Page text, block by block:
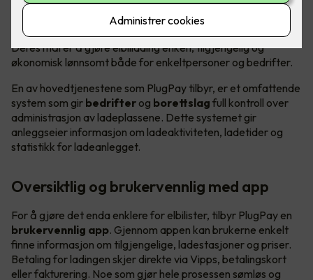
PlugPay er en norsk ladeoperatør som
spesialiserer seg på administrering av ladeanlegg for elbiler.
Deres mål er å gjøre elbillading enkelt, tilgjengelig og
økonomisk lønnsomt både for enkeltpersoner og bedrifter.
En av hovedtjenestene som PlugPay tilbyr, er et omfattende
system som gir bedrifter og borettslag full kontroll over
administrasjon av ladeplassene. Dette systemet gir
anleggseier informasjon om ladeaktiviteten, ladetider og
statistikk for ladeanlegget.
Oversiktlig og brukervennlig med app
For å gjøre det enda enklere for elbilister, tilbyr PlugPay en
brukervennlig app. Gjennom appen kan brukerne enkelt
finne informasjon om tilgjengelige, ladestasjoner og priser.
Betaling for ladingen skjer direkte via Vipps, betalingskort
eller fakturering. Noe som gjør hele prosessen sømløs og